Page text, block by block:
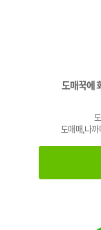
도매꾹에
도매매,나